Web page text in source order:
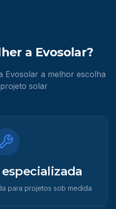
a Evosolar?
Evosolar a melhor escolha
solar
para projetos sob medida